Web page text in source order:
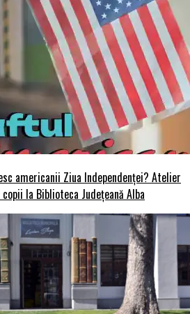
americanii Ziua Independenței? Atelier
la Biblioteca Județeană Alba